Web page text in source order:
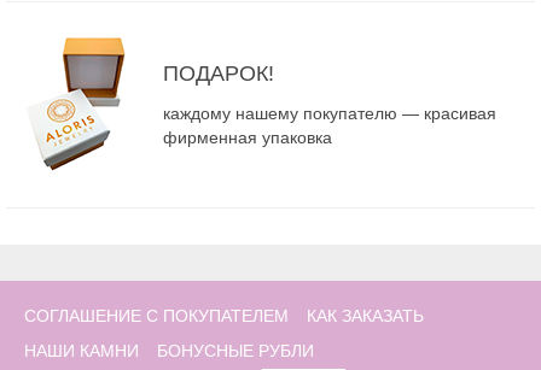
ПОДАРОК!
каждому нашему покупателю — красивая
фирменная упаковка
СОГЛАШЕНИЕ С ПОКУПАТЕЛЕМ
КАК ЗАКАЗАТЬ
НАШИ КАМНИ
БОНУСНЫЕ РУБЛИ